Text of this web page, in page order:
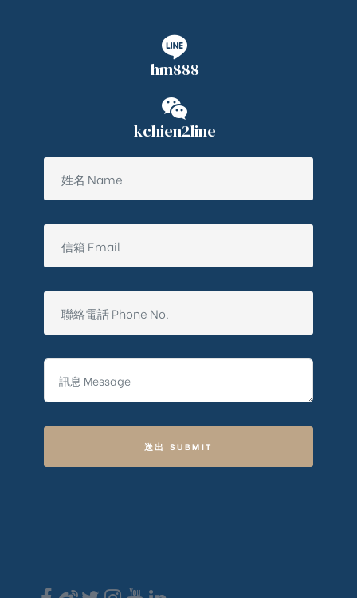
hm888
kchien2line
送出 SUBMIT